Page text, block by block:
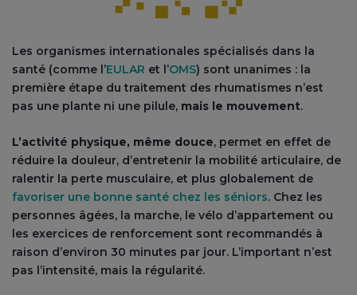
Les organismes internationales spécialisés dans la
santé (comme l’EULAR et l’OMS) sont unanimes : la
première étape du traitement des rhumatismes n’est
pas une plante ni une pilule, mais le mouvement.
L’activité physique, même douce, permet en effet de
réduire la douleur, d’entretenir la mobilité articulaire, de
ralentir la perte musculaire, et plus globalement de
favoriser une bonne santé chez les séniors. Chez les
personnes âgées, la marche, le vélo d’appartement ou
les exercices de renforcement sont recommandés à
raison d’environ 30 minutes par jour. L’important n’est
pas l’intensité, mais la régularité.